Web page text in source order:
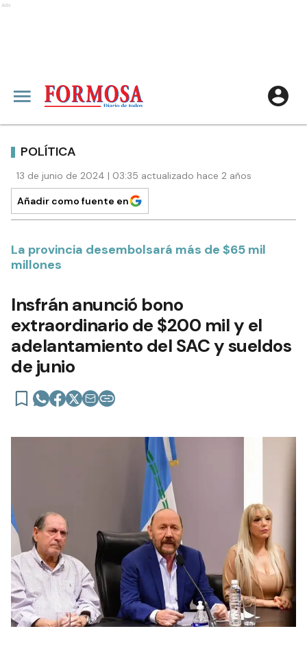
Ads
POLÍTICA
13 de junio de 2024 | 03:35 actualizado hace 2 años
Añadir como fuente en
La provincia desembolsará más de $65 mil
millones
Insfrán anunció bono
extraordinario de $200 mil y el
adelantamiento del SAC y sueldos
de junio